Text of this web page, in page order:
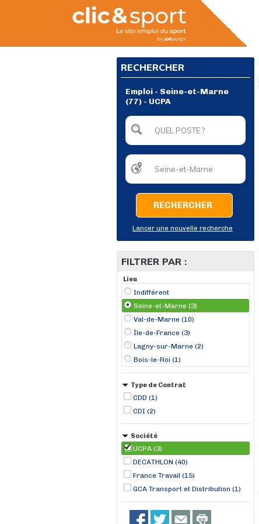
RECHERCHER
Emploi - Seine-et-Marne
(77) - UCPA
RECHERCHER
Lancer une nouvelle recherche
FILTRER PAR :
Lieu
Indifférent
Seine-et-Marne (3)
Val-de-Marne (10)
Île-de-France (3)
Lagny-sur-Marne (2)
Bois-le-Roi (1)
Type de Contrat
CDD (1)
CDI (2)
Société
UCPA (3)
DECATHLON (40)
France Travail (15)
GCA Transport et Distribution (1)